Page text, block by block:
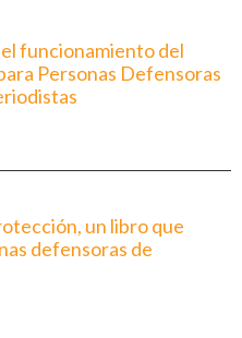
funcionamiento del
Personas Defensoras
un libro que
defensoras de